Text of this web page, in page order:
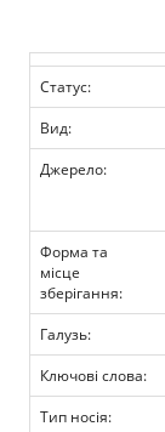
Статус:
Вид:
Джерело:
Форма та
місце
зберігання:
Галузь:
Ключові слова:
Тип носія: